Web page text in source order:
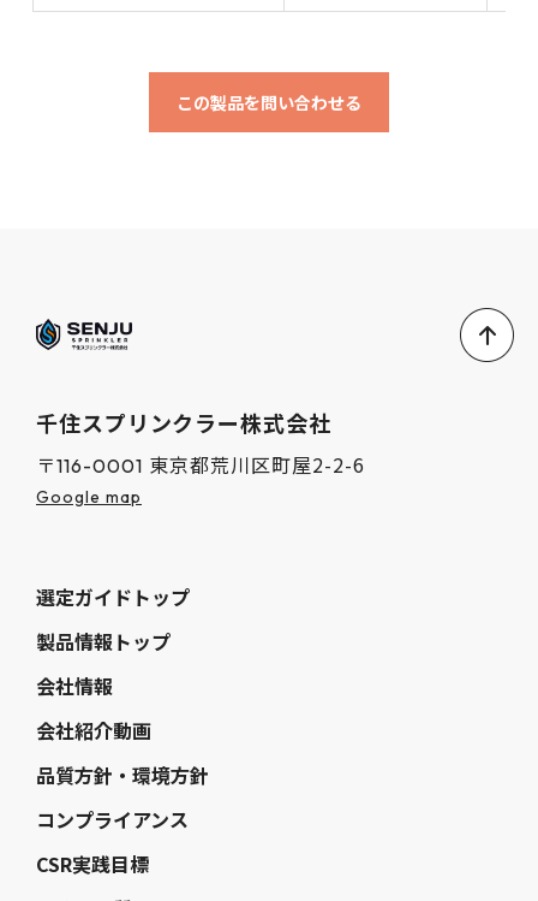
この製品を問い合わせる
千住スプリンクラー株式会社
〒116-0001 東京都荒川区町屋2-2-6
Google map
選定ガイドトップ
製品情報トップ
会社情報
会社紹介動画
品質方針・環境方針
コンプライアンス
CSR実践目標